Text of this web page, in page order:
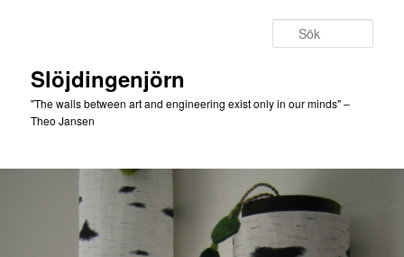
Slöjdingenjörn
"The walls between art and engineering exist only in our minds" –
Theo Jansen